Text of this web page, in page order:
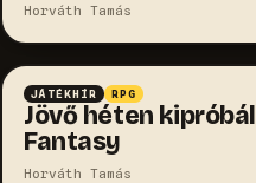
Horváth Tamás
JÁTÉKHÍR RPG
Jövő héten
Fantasy
Horváth Tamás